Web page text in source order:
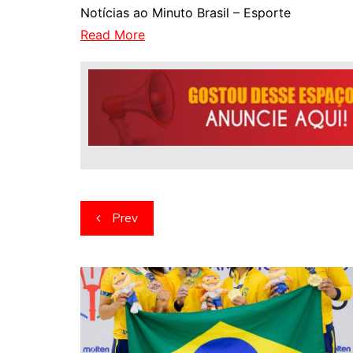
Notícias ao Minuto Brasil – Esporte
Read More
Navegação
de
artigos
Prev